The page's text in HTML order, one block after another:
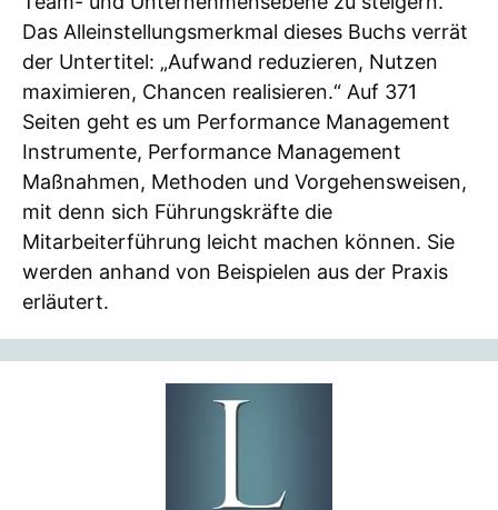
Das Alleinstellungsmerkmal dieses Buchs verrät
der Untertitel: „Aufwand reduzieren, Nutzen
maximieren, Chancen realisieren.“ Auf 371
Seiten geht es um Performance Management
Instrumente, Performance Management
Maßnahmen, Methoden und Vorgehensweisen,
mit denn sich Führungskräfte die
Mitarbeiterführung leicht machen können. Sie
werden anhand von Beispielen aus der Praxis
erläutert.